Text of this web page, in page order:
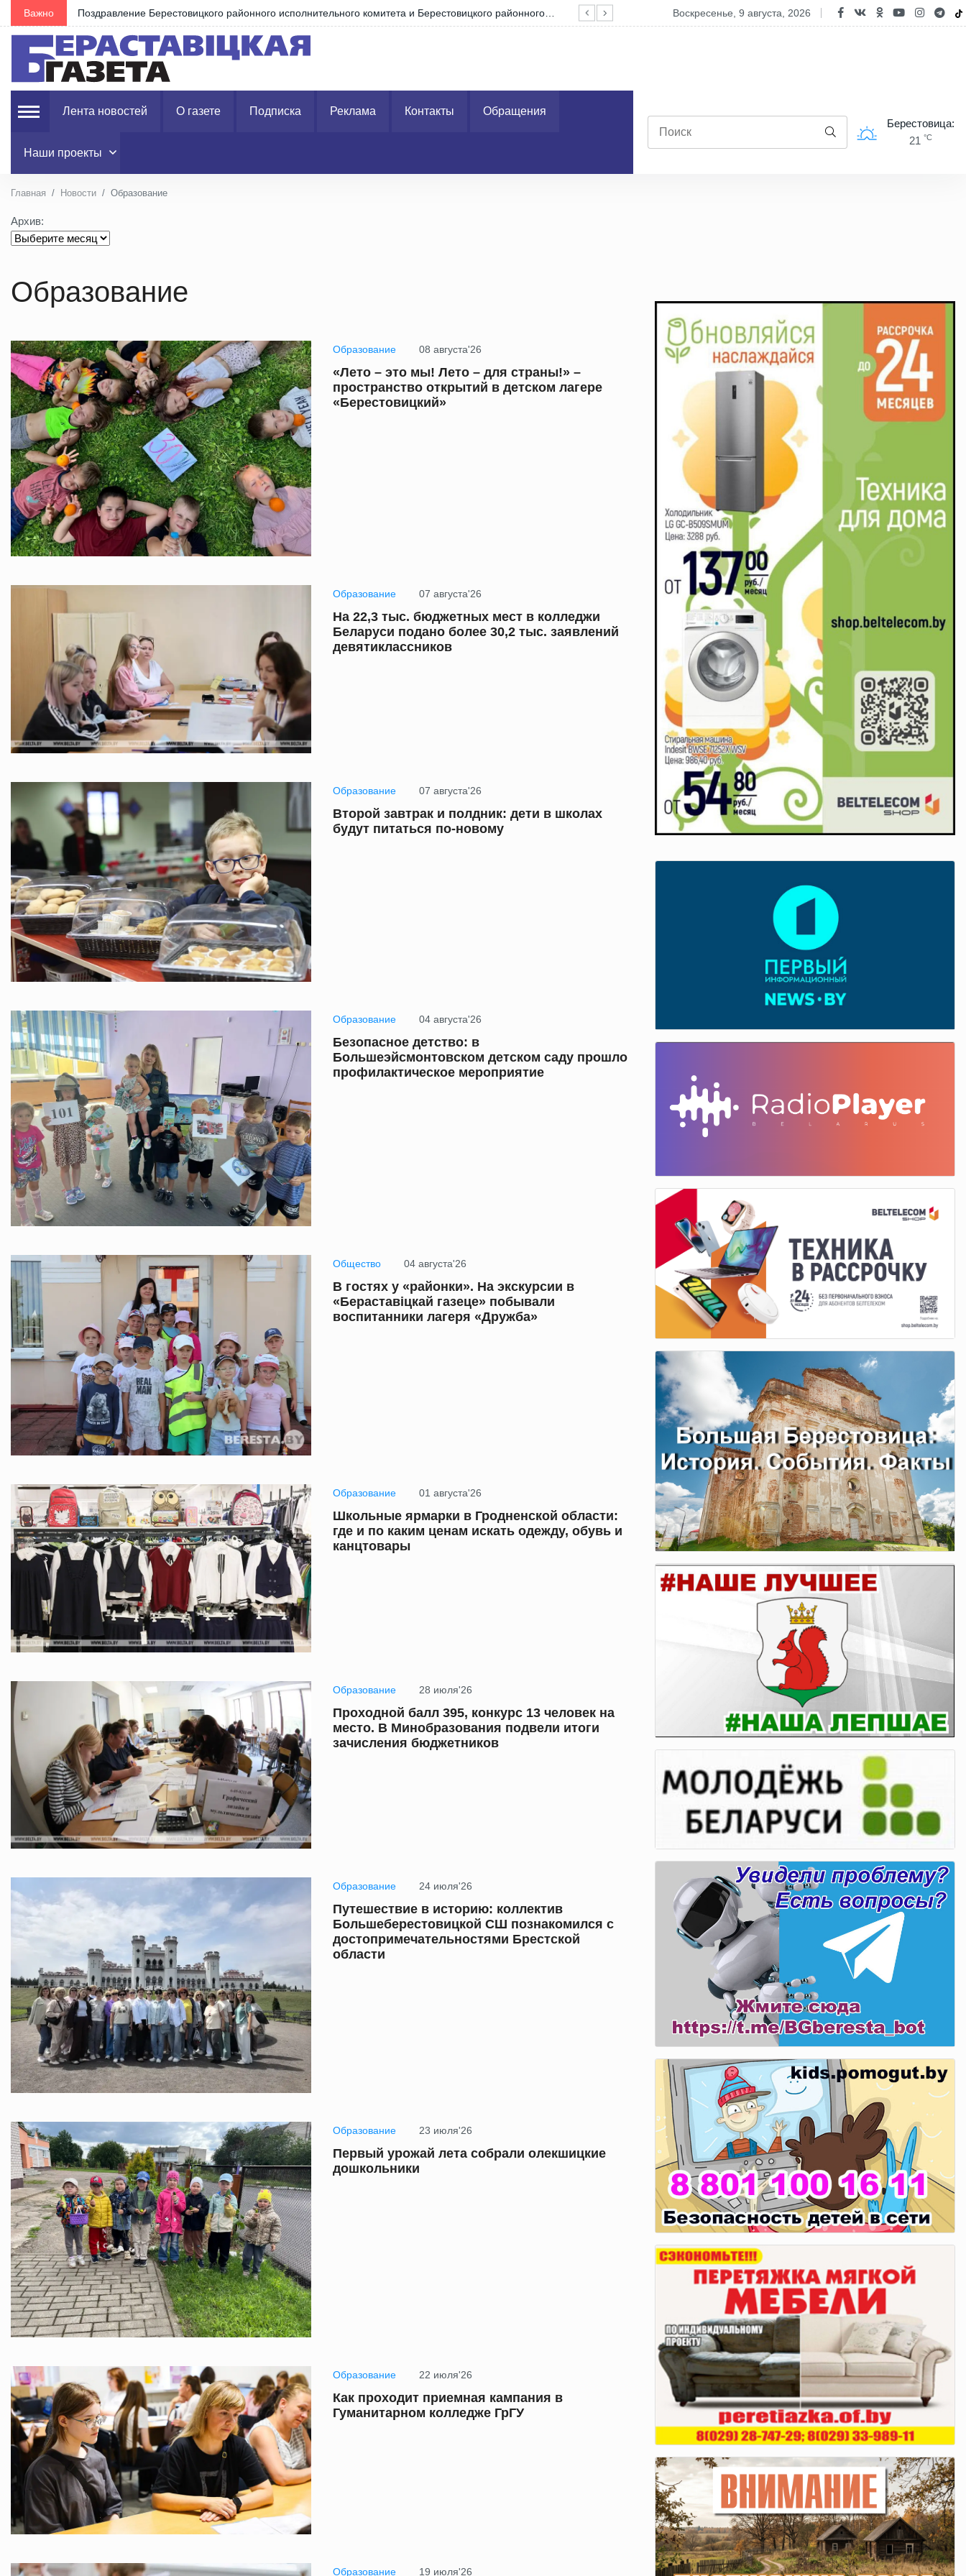
Важно Поздравление Берестовицкого районного исполнительного комитета и Берестовицкого районного… Александр Лукашенко: строительная отрасль демонстрирует высокие
воскресенье, 9 августа, 2026
Лента новостей О газете Подписка Реклама Контакты Обращения
Наши проекты
Берестовица:
21 °C
Главная Новости Образование
Архив:
Образование
Образование 08 августа'26
«Лето – это мы! Лето – для страны!» –
пространство открытий в детском лагере
«Берестовицкий»
Образование 07 августа'26
На 22,3 тыс. бюджетных мест в колледжи
Беларуси подано более 30,2 тыс. заявлений
девятиклассников
Образование 07 августа'26
Второй завтрак и полдник: дети в школах
будут питаться по-новому
Образование 04 августа'26
Безопасное детство: в
Большеэйсмонтовском детском саду прошло
профилактическое мероприятие
Общество 04 августа'26
В гостях у «районки». На экскурсии в
«Бераставіцкай газеце» побывали
воспитанники лагеря «Дружба»
Образование 01 августа'26
Школьные ярмарки в Гродненской области:
где и по каким ценам искать одежду, обувь и
канцтовары
Образование 28 июля'26
Проходной балл 395, конкурс 13 человек на
место. В Минобразования подвели итоги
зачисления бюджетников
Образование 24 июля'26
Путешествие в историю: коллектив
Большеберестовицкой СШ познакомился с
достопримечательностями Брестской
области
Образование 23 июля'26
Первый урожай лета собрали олекшицкие
дошкольники
Образование 22 июля'26
Как проходит приемная кампания в
Гуманитарном колледже ГрГУ
Образование 19 июля'26